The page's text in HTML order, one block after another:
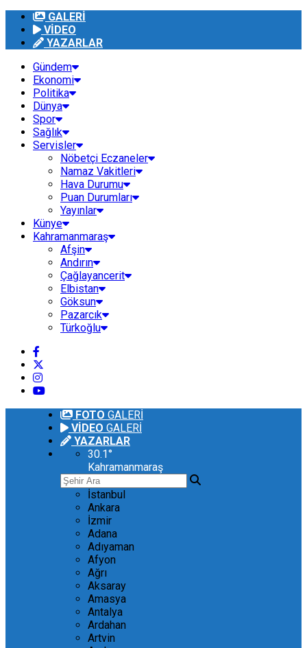
GALERİ
VİDEO
YAZARLAR
Gündem
Ekonomi
Politika
Dünya
Spor
Sağlık
Servisler
Nöbetçi Eczaneler
Namaz Vakitleri
Hava Durumu
Puan Durumları
Yayınlar
Künye
Kahramanmaraş
Afşin
Andırın
Çağlayancerit
Elbistan
Göksun
Pazarcık
Türkoğlu
FOTO GALERİ
VİDEO GALERİ
YAZARLAR
30.1°
Kahramanmaraş
İstanbul
Ankara
İzmir
Adana
Adıyaman
Afyon
Ağrı
Aksaray
Amasya
Antalya
Ardahan
Artvin